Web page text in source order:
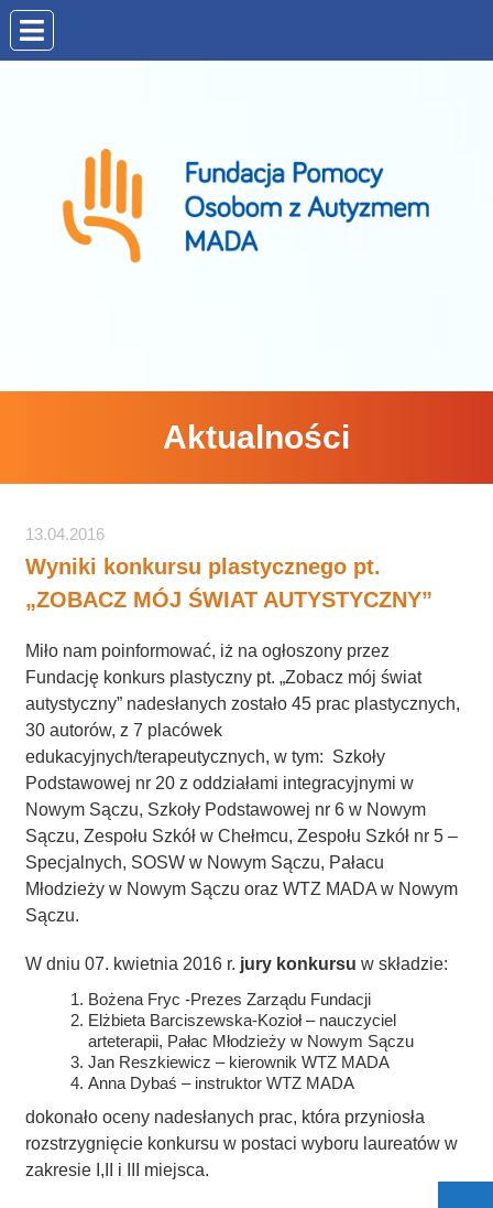
Aktualności
13.04.2016
Wyniki konkursu plastycznego pt.
„ZOBACZ MÓJ ŚWIAT AUTYSTYCZNY”
Miło nam poinformować, iż na ogłoszony przez
Fundację konkurs plastyczny pt. „Zobacz mój świat
autystyczny” nadesłanych zostało 45 prac plastycznych,
30 autorów, z 7 placówek
edukacyjnych/terapeutycznych, w tym: Szkoły
Podstawowej nr 20 z oddziałami integracyjnymi w
Nowym Sączu, Szkoły Podstawowej nr 6 w Nowym
Sączu, Zespołu Szkół w Chełmcu, Zespołu Szkół nr 5 –
Specjalnych, SOSW w Nowym Sączu, Pałacu
Młodzieży w Nowym Sączu oraz WTZ MADA w Nowym
Sączu.
W dniu 07. kwietnia 2016 r. jury konkursu w składzie:
Bożena Fryc -Prezes Zarządu Fundacji
Elżbieta Barciszewska-Kozioł – nauczyciel
arteterapii, Pałac Młodzieży w Nowym Sączu
Jan Reszkiewicz – kierownik WTZ MADA
Anna Dybaś – instruktor WTZ MADA
dokonało oceny nadesłanych prac, która przyniosła
rozstrzygnięcie konkursu w postaci wyboru laureatów w
zakresie I,II i III miejsca.